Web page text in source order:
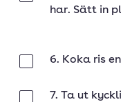
har. Sätt in
6. Koka ris
7. Ta ut